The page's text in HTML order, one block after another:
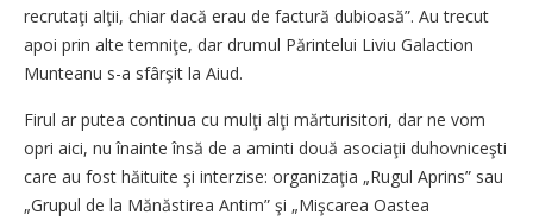
recrutaţi alţii, chiar dacă erau de factură dubioasă”. Au trecut
apoi prin alte temniţe, dar drumul Părintelui Liviu Galaction
Munteanu s-a sfârşit la Aiud.
Firul ar putea continua cu mulţi alţi mărturisitori, dar ne vom
opri aici, nu înainte însă de a aminti două asociaţii duhovniceşti
care au fost hăituite şi interzise: organizaţia „Rugul Aprins” sau
„Grupul de la Mănăstirea Antim” şi „Mişcarea Oastea